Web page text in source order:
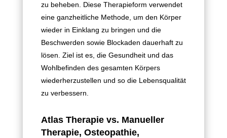
zu beheben. Diese Therapieform verwendet
eine ganzheitliche Methode, um den Körper
wieder in Einklang zu bringen und die
Beschwerden sowie Blockaden dauerhaft zu
lösen. Ziel ist es, die Gesundheit und das
Wohlbefinden des gesamten Körpers
wiederherzustellen und so die Lebensqualität
zu verbessern.
Atlas Therapie vs. Manueller
Therapie, Osteopathie,